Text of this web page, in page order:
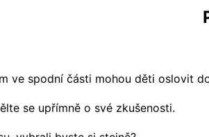
ve spodní části mohou děti oslovit
se upřímně o své zkušenosti.